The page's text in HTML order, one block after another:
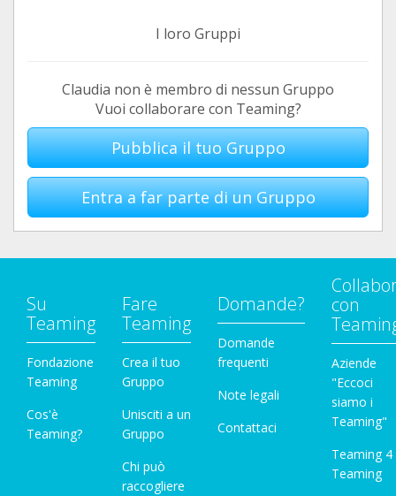
I loro Gruppi
Claudia non è membro di nessun Gruppo
Vuoi collaborare con Teaming?
Pubblica il tuo Gruppo
Entra a far parte di un Gruppo
Su
Teaming
Fondazione
Teaming
Cos'è
Teaming?
Fare
Teaming
Crea il tuo
Gruppo
Unisciti a un
Gruppo
Chi può
raccogliere
Domande?
Domande
frequenti
Note legali
Contattaci
con
Aziende
"Eccoci
siamo i
Teaming"
Teaming 4
Teaming